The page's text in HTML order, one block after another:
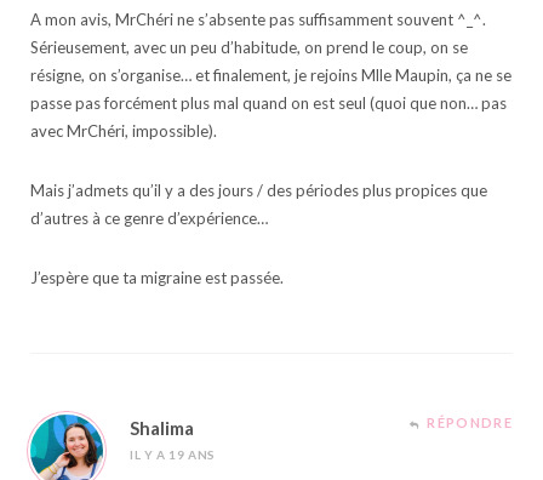
A mon avis, MrChéri ne s’absente pas suffisamment souvent ^_^.
Sérieusement, avec un peu d’habitude, on prend le coup, on se
résigne, on s’organise… et finalement, je rejoins Mlle Maupin, ça ne se
passe pas forcément plus mal quand on est seul (quoi que non… pas
avec MrChéri, impossible).
Mais j’admets qu’il y a des jours / des périodes plus propices que
d’autres à ce genre d’expérience…
J’espère que ta migraine est passée.
Shalima
IL Y A 19 ANS
RÉPONDRE